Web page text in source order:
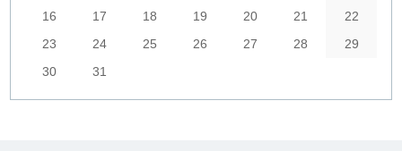
16
17 18 19 20 21
22
23
24 25 26 27 28
29
30
31